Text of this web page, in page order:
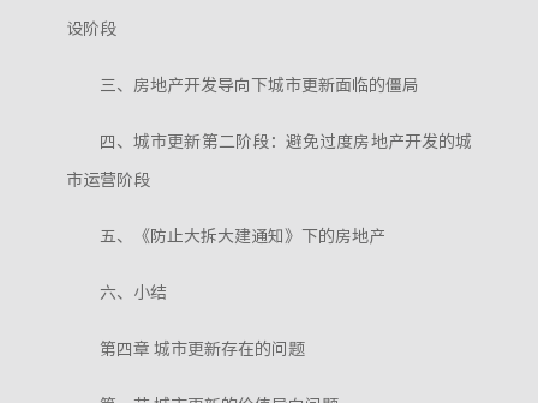
设阶段
三、房地产开发导向下城市更新面临的僵局
四、城市更新第二阶段：避免过度房地产开发的城
市运营阶段
五、《防止大拆大建通知》下的房地产
六、小结
第四章 城市更新存在的问题